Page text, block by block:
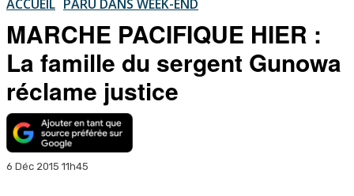
ACCUEIL PARU DANS WEEK-END
MARCHE PACIFIQUE HIER :
La famille du sergent Gunowa
réclame justice
6 Déc 2015 11h45